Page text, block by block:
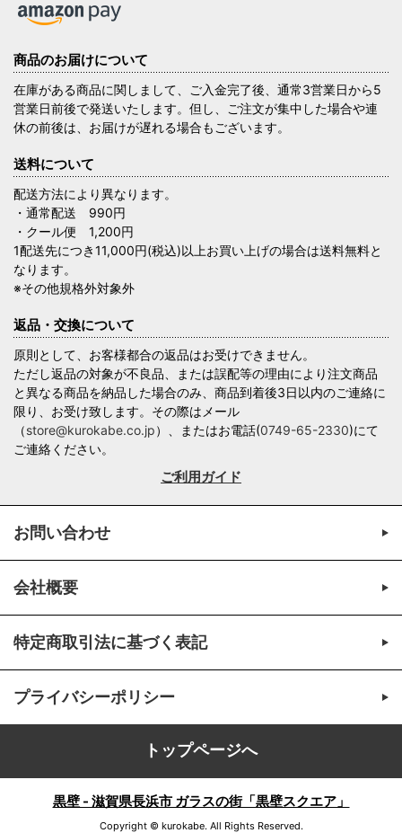
商品のお届けについて
在庫がある商品に関しまして、ご入金完了後、通常3営業日から5
営業日前後で発送いたします。但し、ご注文が集中した場合や連
休の前後は、お届けが遅れる場合もございます。
送料について
配送方法により異なります。
・通常配送 990円
・クール便 1,200円
1配送先につき11,000円(税込)以上お買い上げの場合は送料無料と
なります。
※その他規格外対象外
返品・交換について
原則として、お客様都合の返品はお受けできません。
ただし返品の対象が不良品、または誤配等の理由により注文商品
と異なる商品を納品した場合のみ、商品到着後3日以内のご連絡に
限り、お受け致します。その際はメール
（store@kurokabe.co.jp）、またはお電話(0749-65-2330)にて
ご連絡ください。
ご利用ガイド
お問い合わせ
会社概要
特定商取引法に基づく表記
プライバシーポリシー
トップページへ
黒壁 - 滋賀県長浜市 ガラスの街「黒壁スクエア」
Copyright © kurokabe. All Rights Reserved.